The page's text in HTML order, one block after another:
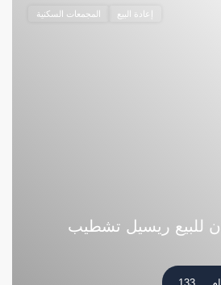
إعادة البيع المجمعات السكنية
للبيع ريسيل تشطيب